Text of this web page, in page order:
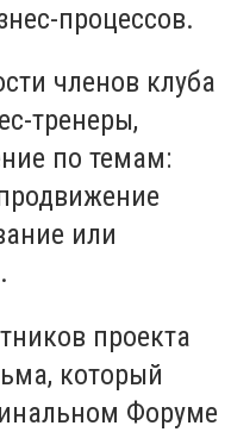
процессов.
членов клуба
тренеры,
по темам:
или
проекта
который
Форуме